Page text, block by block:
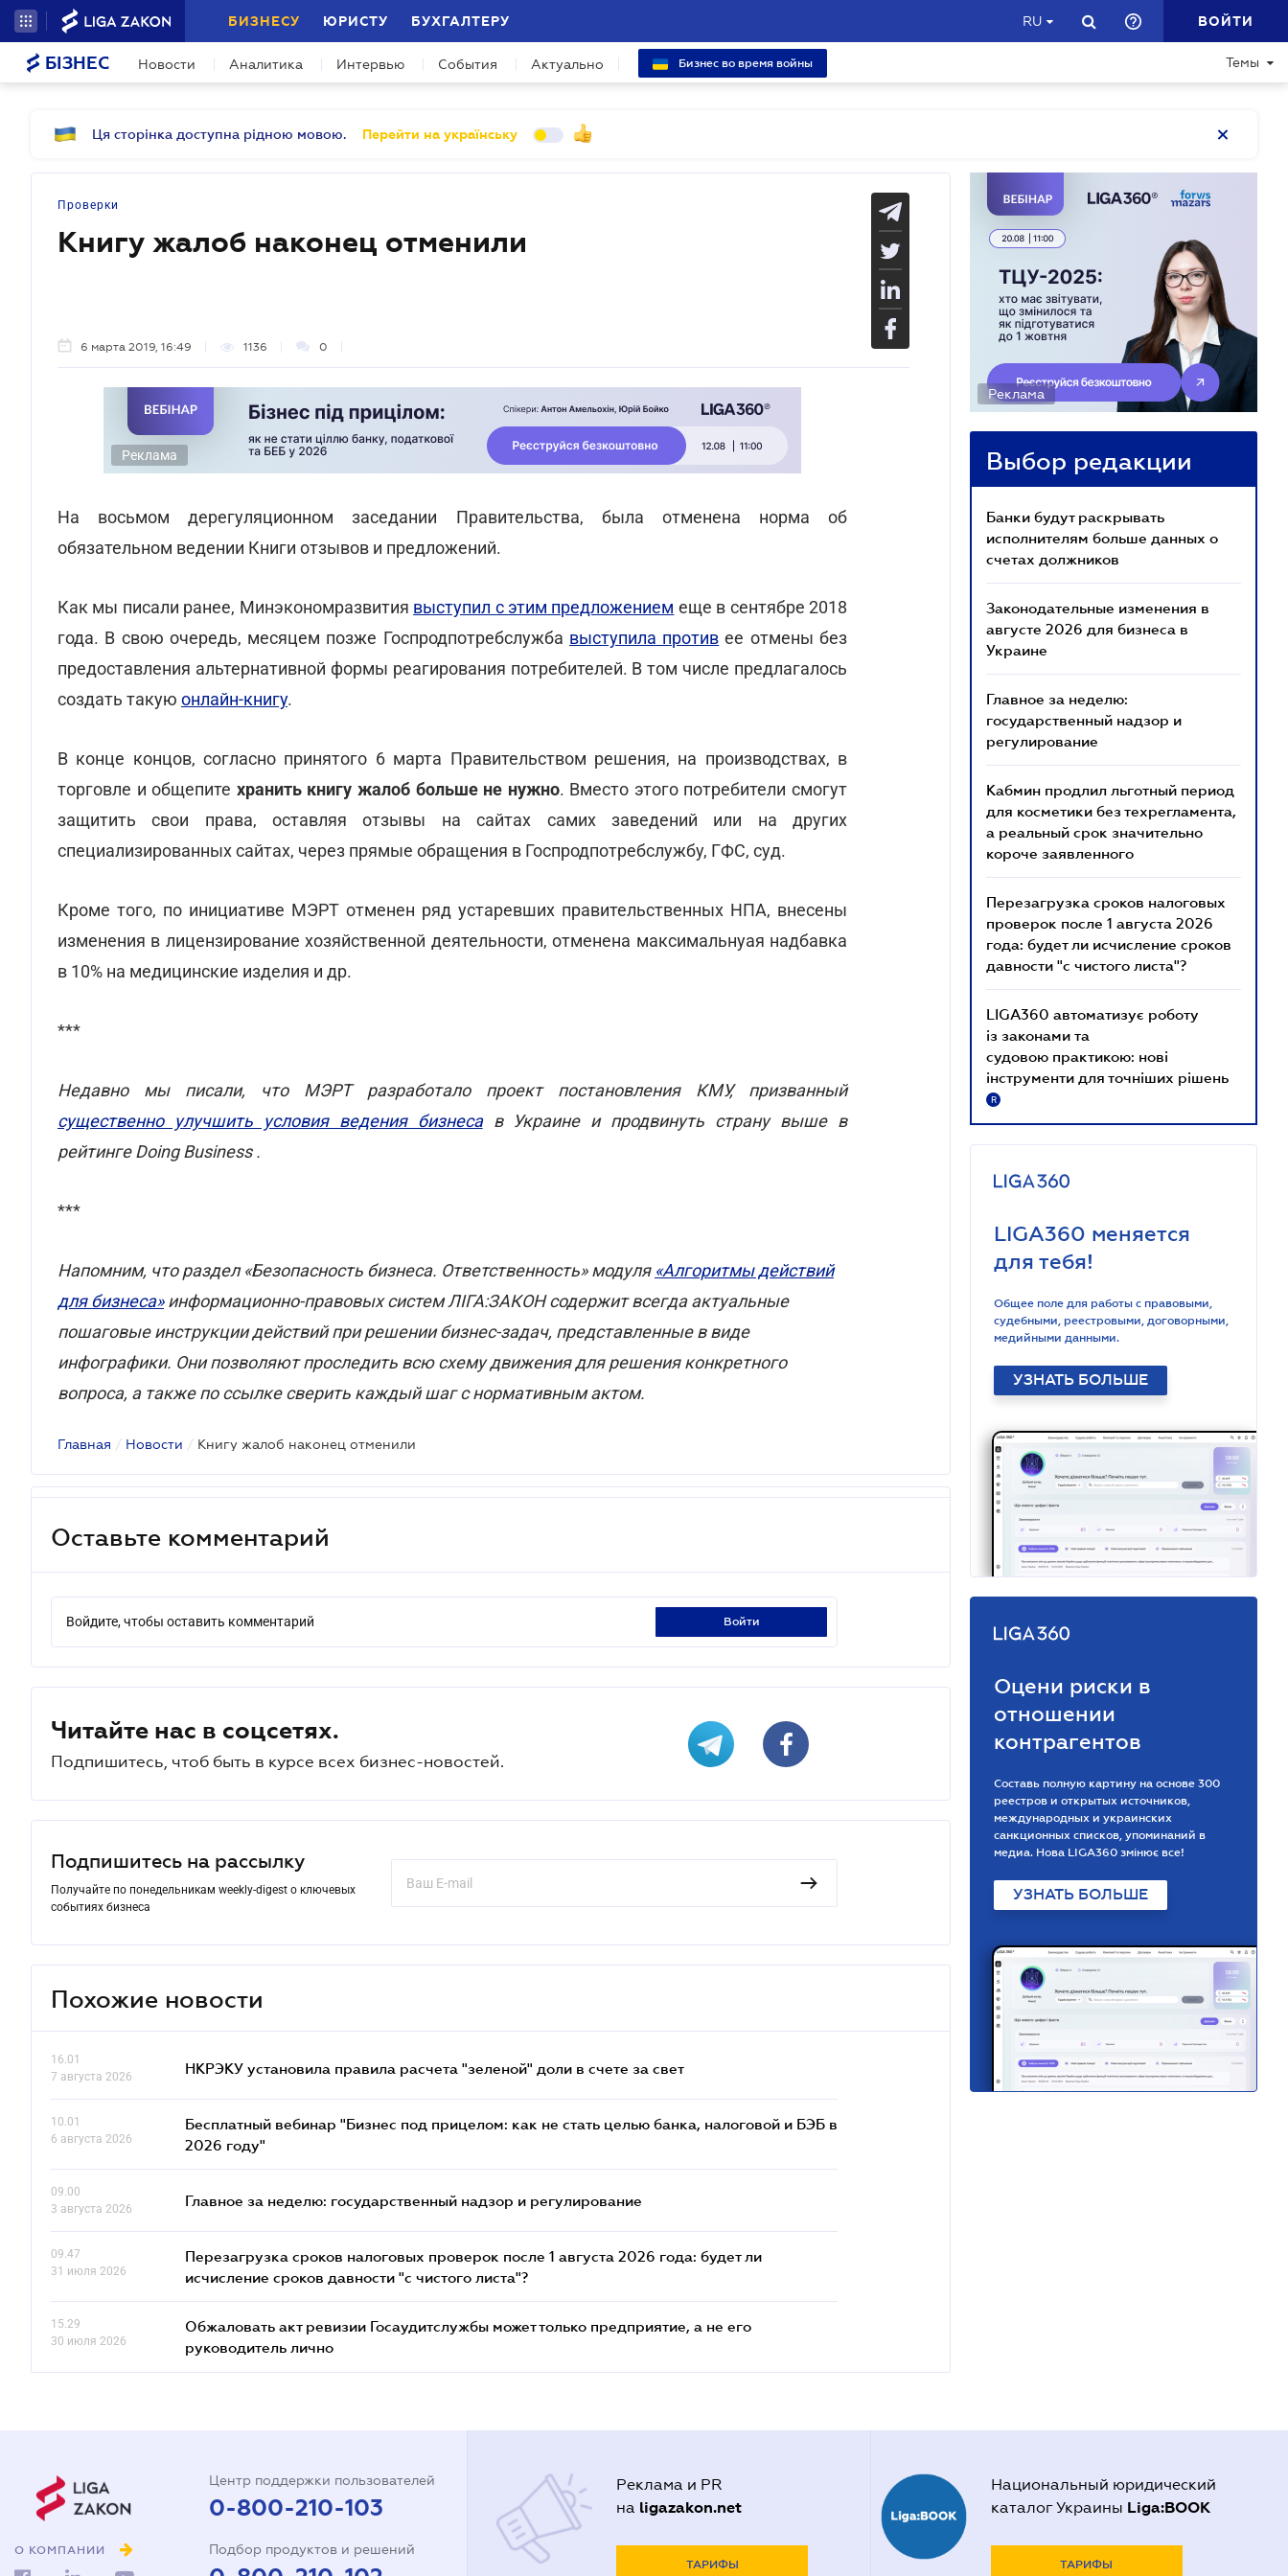
БИЗНЕСУ ЮРИСТУ БУХГАЛТЕРУ RU ВОЙТИ
БІЗНЕС Новости Аналитика Интервью События Актуально Бизнес во время войны Темы
Ця сторінка доступна рідною мовою. Перейти на українську
Проверки
Книгу жалоб наконец отменили
6 марта 2019, 16:49 1136 0
Реклама
На восьмом дерегуляционном заседании Правительства, была отменена норма об
обязательном ведении Книги отзывов и предложений.
Как мы писали ранее, Минэкономразвития выступил с этим предложением еще в сентябре 2018
года. В свою очередь, месяцем позже Госпродпотребслужба выступила против ее отмены без
предоставления альтернативной формы реагирования потребителей. В том числе предлагалось
создать такую онлайн-книгу.
В конце концов, согласно принятого 6 марта Правительством решения, на производствах, в
торговле и общепите хранить книгу жалоб больше не нужно. Вместо этого потребители смогут
защитить свои права, оставляя отзывы на сайтах самих заведений или на других
специализированных сайтах, через прямые обращения в Госпродпотребслужбу, ГФС, суд.
Кроме того, по инициативе МЭРТ отменен ряд устаревших правительственных НПА, внесены
изменения в лицензирование хозяйственной деятельности, отменена максимальнуая надбавка
в 10% на медицинские изделия и др.
***
Недавно мы писали, что МЭРТ разработало проект постановления КМУ, призванный
существенно улучшить условия ведения бизнесав Украине и продвинуть страну выше в
рейтинге Doing Business .
***
Напомним, что раздел «Безопасность бизнеса. Ответственность» модуля «Алгоритмы действий
для бизнеса»информационно-правовых систем ЛІГА:ЗАКОНсодержит всегда актуальные
пошаговые инструкции действий при решении бизнес-задач, представленные в виде
инфографики. Они позволяют проследить всю схему движения для решения конкретного
вопроса, а также по ссылке сверить каждый шаг с нормативным актом.
Главная / Новости / Книгу жалоб наконец отменили
Оставьте комментарий
Войдите, чтобы оставить комментарий войти
Читайте нас в соцсетях.
Подпишитесь, чтоб быть в курсе всех бизнес-новостей.
Подпишитесь на рассылку
Получайте по понедельникам weekly-digest о ключевых
событиях бизнеса
Похожие новости
16.01
7 августа 2026
НКРЭКУ установила правила расчета "зеленой" доли в счете за свет
10.01
6 августа 2026
Бесплатный вебинар "Бизнес под прицелом: как не стать целью банка, налоговой и БЭБ в
2026 году"
09.00
3 августа 2026
Главное за неделю: государственный надзор и регулирование
09.47
31 июля 2026
Перезагрузка сроков налоговых проверок после 1 августа 2026 года: будет ли
исчисление сроков давности "с чистого листа"?
15.29
30 июля 2026
Обжаловать акт ревизии Госаудитслужбы может только предприятие, а не его
руководитель лично
Реклама
Выбор редакции
Банки будут раскрывать
исполнителям больше данных о
счетах должников
Законодательные изменения в
августе 2026 для бизнеса в
Украине
Главное за неделю:
государственный надзор и
регулирование
Кабмин продлил льготный период
для косметики без техрегламента,
а реальный срок значительно
короче заявленного
Перезагрузка сроков налоговых
проверок после 1 августа 2026
года: будет ли исчисление сроков
давности "с чистого листа"?
LIGA360 автоматизує роботу
із законами та
судовою практикою: нові
інструменти для точніших рішень
R
LIGA360 меняется
для тебя!
Общее поле для работы с правовыми,
судебными, реестровыми, договорными,
медийными данными.
УЗНАТЬ БОЛЬШЕ
Оцени риски в
отношении
контрагентов
Составь полную картину на основе 300
реестров и открытых источников,
международных и украинских
санкционных списков, упоминаний в
медиа. Нова LIGA360 змінює все!
УЗНАТЬ БОЛЬШЕ
О КОМПАНИИ
Центр поддержки пользователей
0-800-210-103
Подбор продуктов и решений
Реклама и PR
на ligazakon.net
ТАРИФЫ
Национальный юридический
каталог Украины Liga:BOOK
ТАРИФЫ